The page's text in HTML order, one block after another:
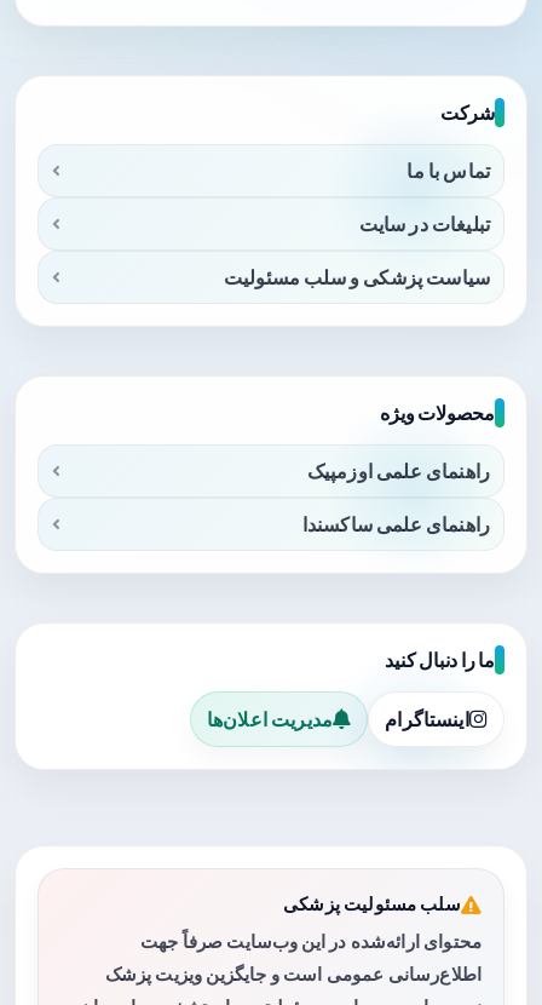
شرکت
تماس با ما
تبلیغات در سایت
سیاست پزشکی و سلب مسئولیت
محصولات ویژه
راهنمای علمی اوزمپیک
راهنمای علمی ساکسندا
ما را دنبال کنید
اینستاگرام مدیریت اعلان‌ها
سلب مسئولیت پزشکی
محتوای ارائه‌شده در این وب‌سایت صرفاً جهت
اطلاع‌رسانی عمومی است و جایگزین ویزیت پزشک